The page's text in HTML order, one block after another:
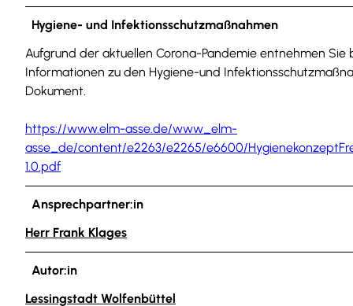
Hygiene- und Infektionsschutzmaßnahmen
Aufgrund der aktuellen Corona-Pandemie entnehmen
Informationen zu den Hygiene-und
Dokument.
https://www.elm-asse.de/www_elm-
asse_de/content/e2263/e2265/e6600/
1.0.pdf
Ansprechpartner:in
Herr Frank Klages
Autor:in
Lessingstadt Wolfenbüttel